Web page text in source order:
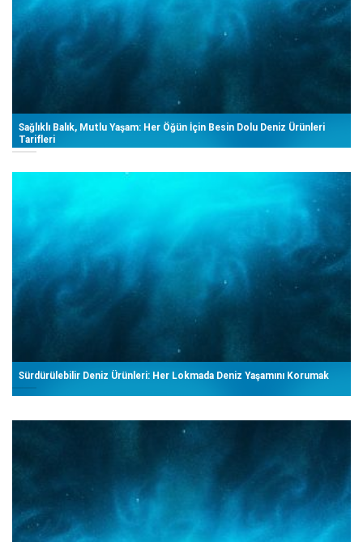
Sağlıklı Balık, Mutlu Yaşam: Her Öğün İçin Besin Dolu Deniz Ürünleri
Tarifleri
Sürdürülebilir Deniz Ürünleri: Her Lokmada Deniz Yaşamını Korumak